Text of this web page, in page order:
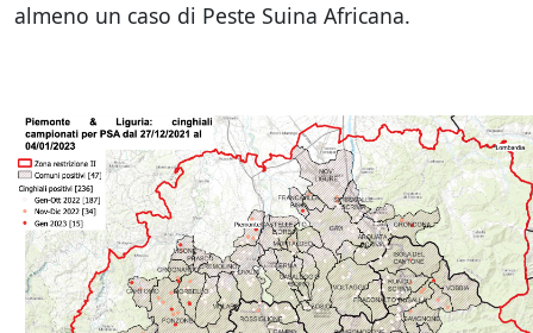
almeno un caso di Peste Suina Africana.